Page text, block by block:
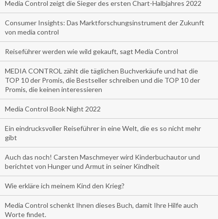
Media Control zeigt die Sieger des ersten Chart-Halbjahres 2022
Consumer Insights: Das Marktforschungsinstrument der Zukunft
von media control
Reiseführer werden wie wild gekauft, sagt Media Control
MEDIA CONTROL zählt die täglichen Buchverkäufe und hat die
TOP 10 der Promis, die Bestseller schreiben und die TOP 10 der
Promis, die keinen interessieren
Media Control Book Night 2022
Ein eindrucksvoller Reiseführer in eine Welt, die es so nicht mehr
gibt
Auch das noch! Carsten Maschmeyer wird Kinderbuchautor und
berichtet von Hunger und Armut in seiner Kindheit
Wie erkläre ich meinem Kind den Krieg?
Media Control schenkt Ihnen dieses Buch, damit Ihre Hilfe auch
Worte findet.